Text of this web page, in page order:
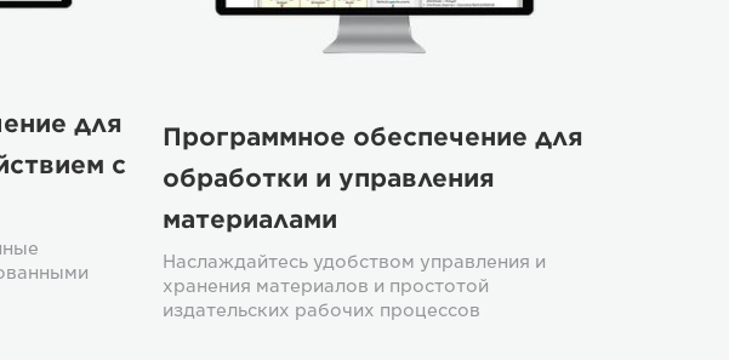
для
с
Программное обеспечение для
обработки и управления
материалами
Наслаждайтесь удобством управления и
хранения материалов и простотой
издательских рабочих процессов